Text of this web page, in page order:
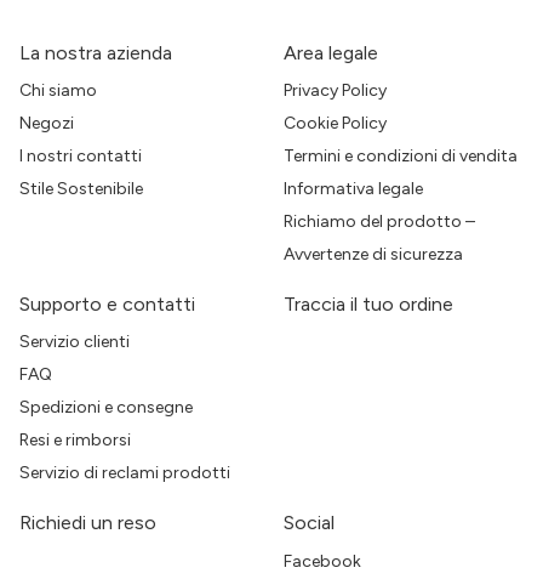
La nostra azienda
Chi siamo
Negozi
I nostri contatti
Stile Sostenibile
Area legale
Privacy Policy
Cookie Policy
Termini e condizioni di vendita
Informativa legale
Richiamo del prodotto –
Avvertenze di sicurezza
Supporto e contatti
Servizio clienti
FAQ
Spedizioni e consegne
Resi e rimborsi
Servizio di reclami prodotti
Traccia il tuo ordine
Richiedi un reso Social
Facebook